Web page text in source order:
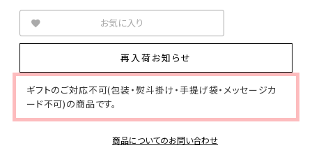
お気に入り
再入荷お知らせ
ギフトのご対応不可(包装・熨斗掛け・手提げ袋・メッセージカ
ード不可)の商品です。
商品についてのお問い合わせ